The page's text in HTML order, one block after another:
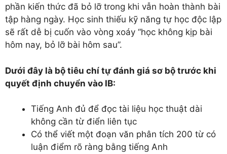
phần kiến thức đã bỏ lỡ trong khi vẫn hoàn thành bài
tập hàng ngày. Học sinh thiếu kỹ năng tự học độc lập
sẽ rất dễ bị cuốn vào vòng xoáy “học không kịp bài
hôm nay, bỏ lỡ bài hôm sau”.
Dưới đây là bộ tiêu chí tự đánh giá sơ bộ trước khi
quyết định chuyển vào IB:
Tiếng Anh đủ để đọc tài liệu học thuật dài
không cần từ điển liên tục
Có thể viết một đoạn văn phân tích 200 từ có
luận điểm rõ ràng bằng tiếng Anh